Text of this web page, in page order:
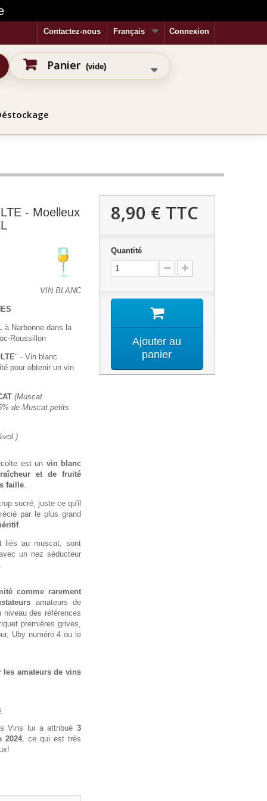
Connexion
Français
Contactez-nous
Panier (vide)
- Moelleux
VIN BLANC
à Narbonne dans la
Roussillon
" - Vin blanc
pour obtenir un vin
(Muscat
de Muscat petits
est un vin blanc
et de fruité
faille
sucré, juste ce qu'il
par le plus grand
.
liés au muscat, sont
un nez séducteur
comme rarement
amateurs de
des références
premières grives,
Uby numéro 4 ou le
les amateurs de vins
Vins lui a attribué 3
2024, ce qui est très
8,90 € TTC
Quantité
Ajouter au
panier